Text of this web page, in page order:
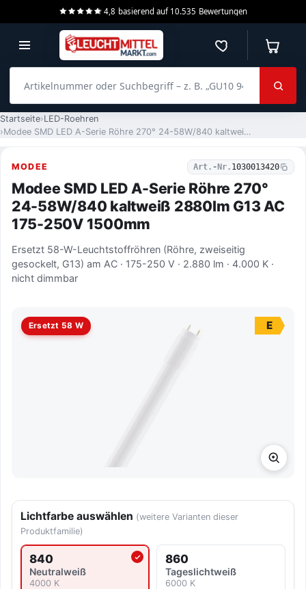
4,8 basierend auf 10.535 Bewertungen
Merkzettel
Startseite LED-Roehren
Modee SMD LED A-Serie Röhre 270° 24-58W/840 kaltweiß 2880lm G13 AC 175-250V 1500mm
MODEE Art.-Nr. 1030013420
Modee SMD LED A-Serie Röhre 270°
24-58W/840 kaltweiß 2880lm G13 AC
175-250V 1500mm
Ersetzt 58-W-Leuchtstoffröhren (Röhre, zweiseitig
gesockelt, G13) am AC · 175-250 V · 2.880 lm · 4.000 K ·
nicht dimmbar
Ersetzt 58 W E
Lichtfarbe auswählen (weitere Varianten dieser
Produktfamilie)
840
Neutralweiß
4000 K
Aktuell ausgewählte Lichtfarbe
860
Tageslicht­weiß
6000 K